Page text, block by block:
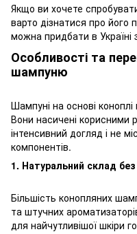
Якщо ви хочете
варто дізнатися про його
можна придбати в Україні
Особливості та
шампуню
Шампуні на основі
Вони насичені корисними
інтенсивний догляд і не
компонентів.
1. Натуральний склад без
Більшість конопляних
та штучних
для найчутливішої шкіри